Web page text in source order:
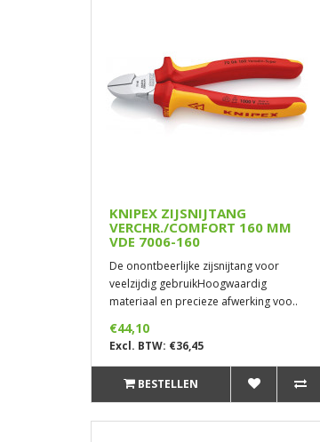
KNIPEX ZIJSNIJTANG
VERCHR./COMFORT 160 MM
VDE 7006-160
De onontbeerlijke zijsnijtang voor
veelzijdig gebruikHoogwaardig
materiaal en precieze afwerking voo..
€44,10
Excl. BTW: €36,45
BESTELLEN